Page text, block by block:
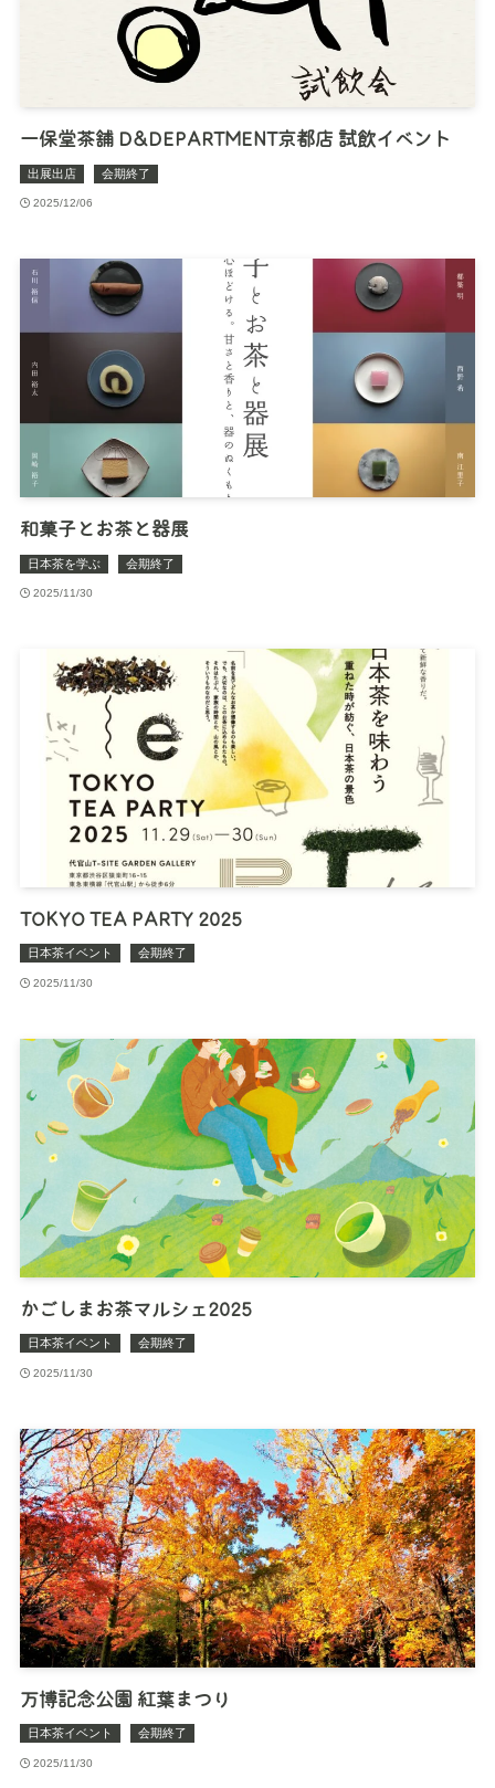
一保堂茶舗 D&DEPARTMENT京都店 試飲イベント
出展出店 会期終了
2025/12/06
和菓子とお茶と器展
日本茶を学ぶ 会期終了
2025/11/30
TOKYO TEA PARTY 2025
日本茶イベント 会期終了
2025/11/30
かごしまお茶マルシェ2025
日本茶イベント 会期終了
2025/11/30
万博記念公園 紅葉まつり
日本茶イベント 会期終了
2025/11/30